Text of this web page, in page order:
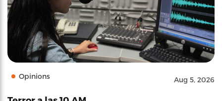
Opinions Aug 5, 2026